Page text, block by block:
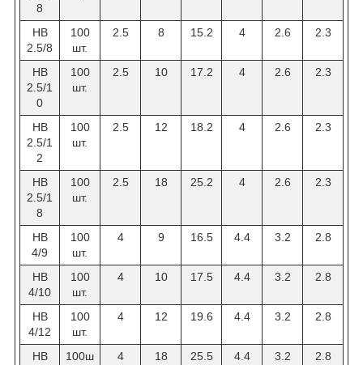
8
HB
2.5/8
100
шт.
2.5 8 15.2 4 2.6 2.3
HB
2.5/1
0
100
шт.
2.5 10 17.2 4 2.6 2.3
HB
2.5/1
2
100
шт.
2.5 12 18.2 4 2.6 2.3
HB
2.5/1
8
100
шт.
2.5 18 25.2 4 2.6 2.3
HB
4/9
100
шт.
4 9 16.5 4.4 3.2 2.8
HB
4/10
100
шт.
4 10 17.5 4.4 3.2 2.8
HB
4/12
100
шт.
4 12 19.6 4.4 3.2 2.8
НВ
100ш
4 18 25.5 4.4 3.2 2.8